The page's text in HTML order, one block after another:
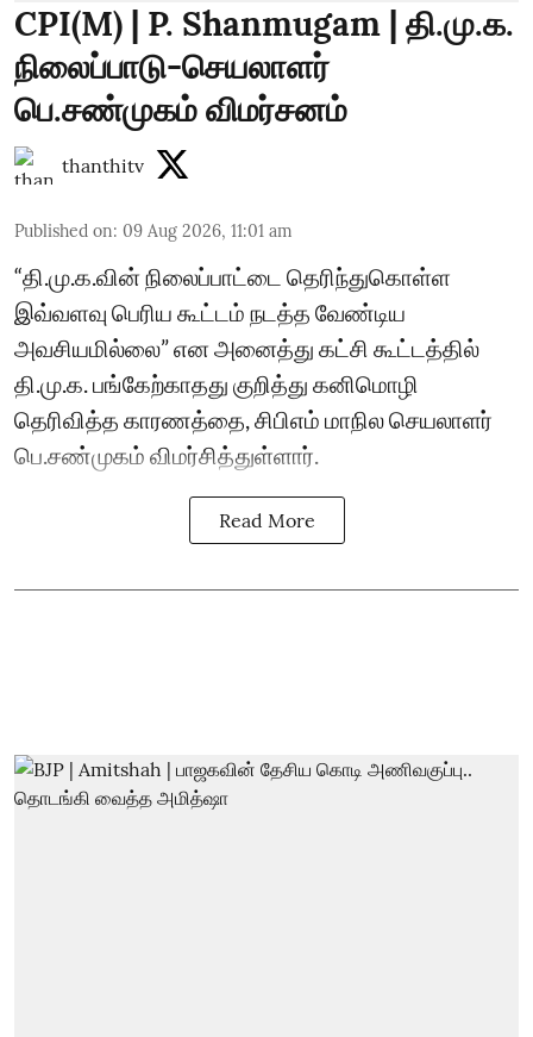
CPI(M) | P. Shanmugam | தி.மு.க.
நிலைப்பாடு-செயலாளர்
பெ.சண்முகம் விமர்சனம்
thanthitv
Published on: 09 Aug 2026, 11:01 am
“தி.மு.க.வின் நிலைப்பாட்டை தெரிந்துகொள்ள
இவ்வளவு பெரிய கூட்டம் நடத்த வேண்டிய
அவசியமில்லை” என அனைத்து கட்சி கூட்டத்தில்
தி.மு.க. பங்கேற்காதது குறித்து கனிமொழி
தெரிவித்த காரணத்தை, சிபிஎம் மாநில செயலாளர்
பெ.சண்முகம் விமர்சித்துள்ளார்.
Read More